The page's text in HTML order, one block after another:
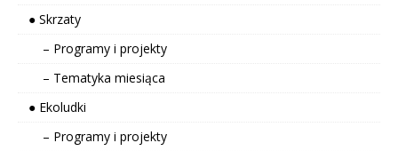
● Skrzaty
– Programy i projekty
– Tematyka miesiąca
● Ekoludki
– Programy i projekty